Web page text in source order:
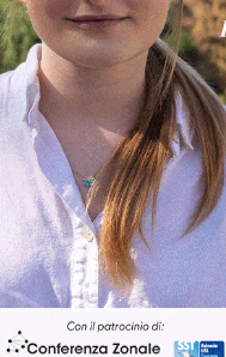
Scomparso da
Fiorentino l’uomo
Levane nel 2020
Articolo precedente
Coronavirus, distribuzione di
mascherine ai cittadini. Ecco il
calendario di Bucine